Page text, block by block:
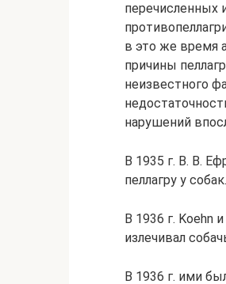
перечисленных
в это же время
причины
неизвестного
нарушений
В 1935 г. В. В.
пеллагру у собак.
В 1936 г. Koehn
излечивал
В 1936 г. ими